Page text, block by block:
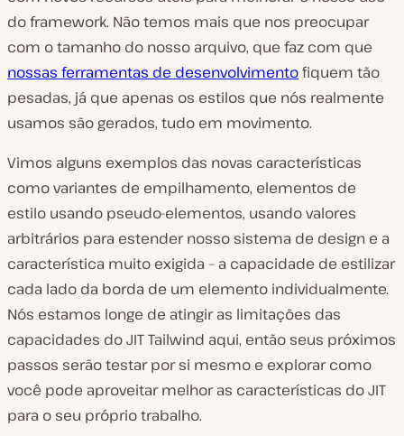
do framework. Não temos mais que nos preocupar
com o tamanho do nosso arquivo, que faz com que
nossas ferramentas de desenvolvimentofiquem tão
pesadas, já que apenas os estilos que nós realmente
usamos são gerados, tudo em movimento.
Vimos alguns exemplos das novas características
como variantes de empilhamento, elementos de
estilo usando pseudo-elementos, usando valores
arbitrários para estender nosso sistema de design e a
característica muito exigida – a capacidade de estilizar
cada lado da borda de um elemento individualmente.
Nós estamos longe de atingir as limitações das
capacidades do JIT Tailwind aqui, então seus próximos
passos serão testar por si mesmo e explorar como
você pode aproveitar melhor as características do JIT
para o seu próprio trabalho.